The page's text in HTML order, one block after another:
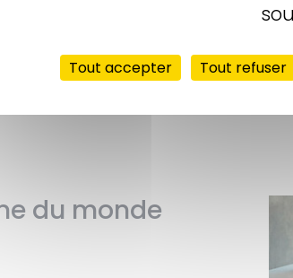
du monde
Tout accepter Tout refuser